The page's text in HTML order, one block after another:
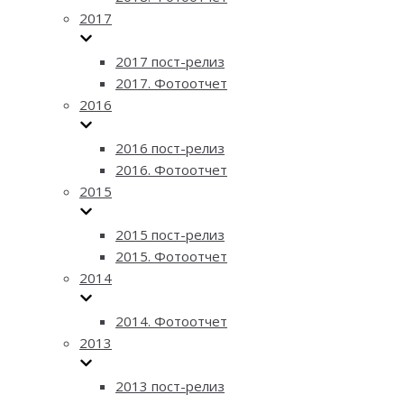
2017
2017 пост-релиз
2017. Фотоотчет
2016
2016 пост-релиз
2016. Фотоотчет
2015
2015 пост-релиз
2015. Фотоотчет
2014
2014. Фотоотчет
2013
2013 пост-релиз